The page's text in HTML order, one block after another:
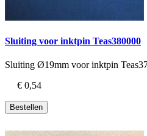
Sluiting voor inktpin Teas380000
Sluiting Ø19mm voor inktpin
€ 0,54
Bestellen